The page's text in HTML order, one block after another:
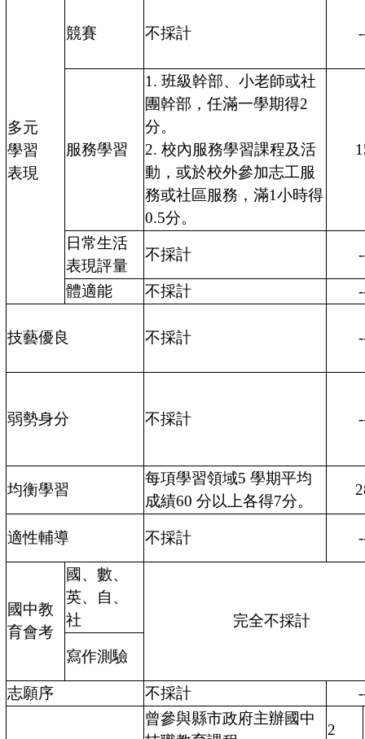
多元
學習
表現
競賽 不採計
服務學習
1. 班級幹部、小老師或社
團幹部，任滿一學期得2
分。
2. 校內服務學習課程及活
動，或於校外參加志工服
務或社區服務，滿1小時得
0.5分。
日常生活
表現評量
不採計
體適能 不採計
技藝優良 不採計
弱勢身分 不採計
均衡學習
每項學習領域5 學期平均
成績60 分以上各得7分。
適性輔導 不採計
國中教
育會考
國、數、
英、自、
社
完全不採計
寫作測驗
志願序 不採計
曾參與縣市政府主辦國中
2